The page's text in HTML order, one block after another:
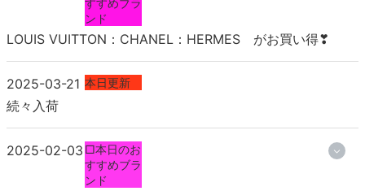
ンド
LOUIS VUITTON：CHANEL：HERMES がお買い得❣
2025-03-21 本日更新
続々入荷
2025-02-03 □本日のお
すすめブラ
ンド